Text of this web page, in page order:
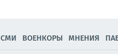
СМИ ВОЕНКОРЫ МНЕНИЯ